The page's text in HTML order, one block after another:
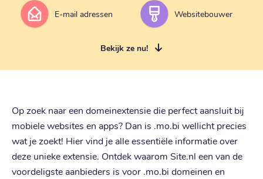
E-mail adressen Websitebouwer
Bekijk ze nu!
Op zoek naar een domeinextensie die perfect aansluit bij
mobiele websites en apps? Dan is .mo.bi wellicht precies
wat je zoekt! Hier vind je alle essentiële informatie over
deze unieke extensie. Ontdek waarom Site.nl een van de
voordeligste aanbieders is voor .mo.bi domeinen en